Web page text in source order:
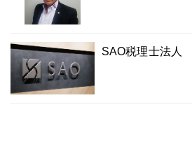
SAO税理士法人